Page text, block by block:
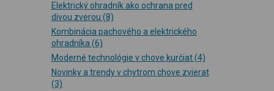
Elektrický ohradník ako ochrana pred
divou zverou (8)
Kombinácia pachového a elektrického
ohradníka (6)
Moderné technológie v chove kurčiat(4)
Novinky a trendy v chytrom chove zvierat
(3)